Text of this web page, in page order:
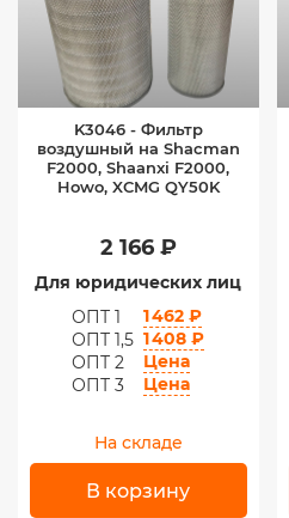
K3046 - Фильтр
воздушный на Shacman
F2000, Shaanxi F2000,
Howo, XCMG QY50K
2 166 ₽
Для юридических лиц
ОПТ 1
1 462 ₽
ОПТ 1,5 1 408 ₽
ОПТ 2
Цена
ОПТ 3
Цена
На складе
В корзину